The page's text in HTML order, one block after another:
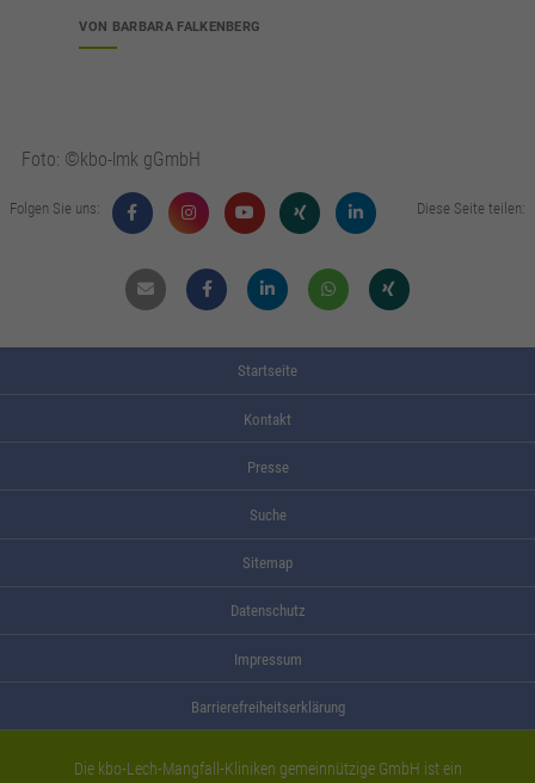
VON BARBARA FALKENBERG
Foto: ©kbo-lmk gGmbH
Folgen Sie uns: Diese Seite teilen:
Mail FacebookLinkdin WhatsappXing
Startseite
Kontakt
Presse
Suche
Sitemap
Datenschutz
Impressum
Barrierefreiheitserklärung
Die kbo-Lech-Mangfall-Kliniken gemeinnützige GmbH ist ein